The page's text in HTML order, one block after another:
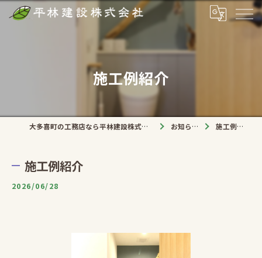
施工例紹介
大多喜町の工務店なら平林建設株式会社 お知らせ 施工例紹介
施工例紹介
2026/06/28